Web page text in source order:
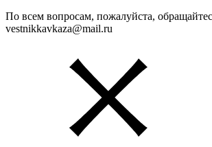
По всем вопросам, пожалуйста,
vestnikkavkaza@mail.ru